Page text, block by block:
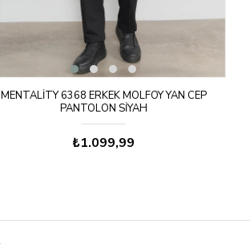
MENTALITY 6368 ERKEK MOLFOY YAN CEP
PANTOLON SIYAH
₺1.099,99